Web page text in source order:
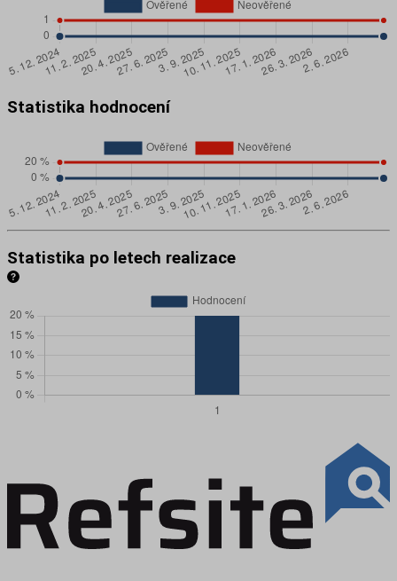
Statistika hodnocení
Statistika po letech realizace